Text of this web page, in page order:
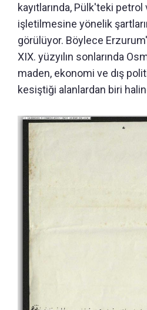
kayıtlarında, Pülk'teki
işletilmesine yönelik
görülüyor. Böylece
XIX. yüzyılın sonlarında
maden, ekonomi ve dış
kesiştiği alanlardan biri